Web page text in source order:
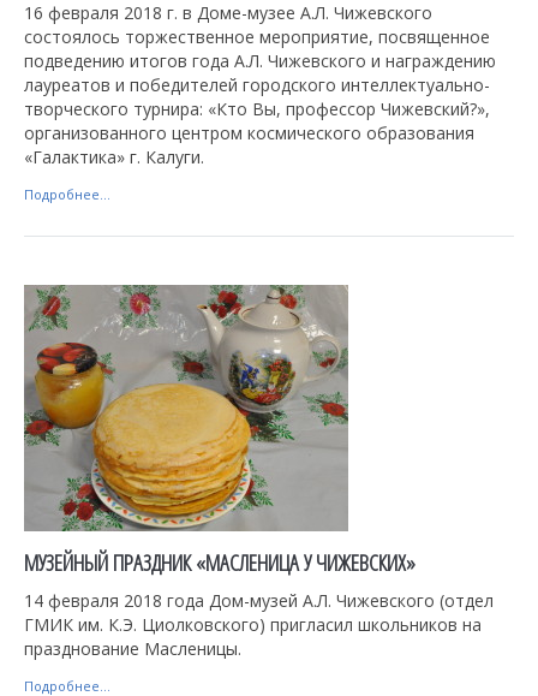
16 февраля 2018 г. в Доме-музее А.Л. Чижевского
состоялось торжественное мероприятие, посвященное
подведению итогов года А.Л. Чижевского и награждению
лауреатов и победителей городского интеллектуально-
творческого турнира: «Кто Вы, профессор Чижевский?»,
организованного центром космического образования
«Галактика» г. Калуги.
Подробнее...
МУЗЕЙНЫЙ ПРАЗДНИК «МАСЛЕНИЦА У ЧИЖЕВСКИХ»
14 февраля 2018 года Дом-музей А.Л. Чижевского (отдел
ГМИК им. К.Э. Циолковского) пригласил школьников на
празднование Масленицы.
Подробнее...